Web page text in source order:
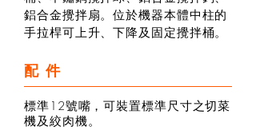
鋁合金攪拌扇。位於機器本體中柱的
手拉桿可上升、下降及固定攪拌桶。
配件
標準12號嘴，可裝置標準尺寸之切菜
機及絞肉機。